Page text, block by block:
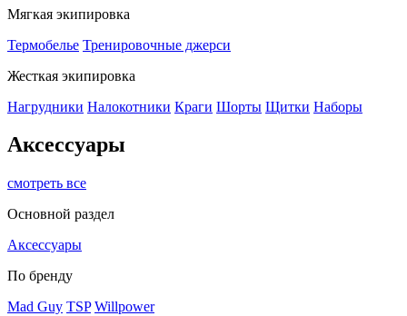
Мягкая экипировка
Термобелье Тренировочные джерси
Жесткая экипировка
Нагрудники Налокотники Краги Шорты Щитки Наборы
Аксессуары
смотреть все
Основной раздел
Аксессуары
По бренду
Mad Guy TSP Willpower